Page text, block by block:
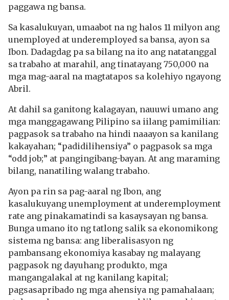
paggawa ng bansa.
Sa kasalukuyan, umaabot na ng halos 11 milyon ang
unemployed at underemployed sa bansa, ayon sa
Ibon. Dadagdag pa sa bilang na ito ang natatanggal
sa trabaho at marahil, ang tinatayang 750,000 na
mga mag-aaral na magtatapos sa kolehiyo ngayong
Abril.
At dahil sa ganitong kalagayan, nauuwi umano ang
mga manggagawang Pilipino sa iilang pamimilian:
pagpasok sa trabaho na hindi naaayon sa kanilang
kakayahan; “padidilihensiya” o pagpasok sa mga
“odd job;” at pangingibang-bayan. At ang maraming
bilang, nanatiling walang trabaho.
Ayon pa rin sa pag-aaral ng Ibon, ang
kasalukuyang unemployment at underemployment
rate ang pinakamatindi sa kasaysayan ng bansa.
Bunga umano ito ng tatlong salik sa ekonomikong
sistema ng bansa: ang liberalisasyon ng
pambansang ekonomiya kasabay ng malayang
pagpasok ng dayuhang produkto, mga
mangangalakal at ng kanilang kapital;
pagsasapribado ng mga ahensiya ng pamahalaan;